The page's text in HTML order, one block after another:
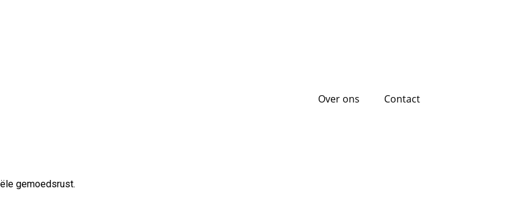
gemoedsrust.
Over ons Contact